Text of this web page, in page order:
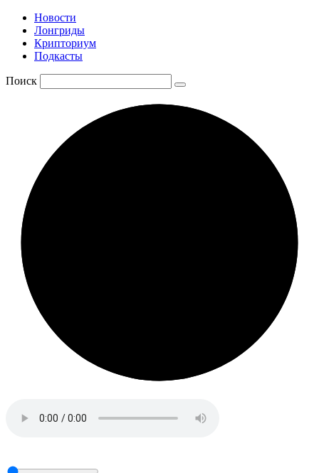
Новости
Лонгриды
Крипториум
Подкасты
Поиск